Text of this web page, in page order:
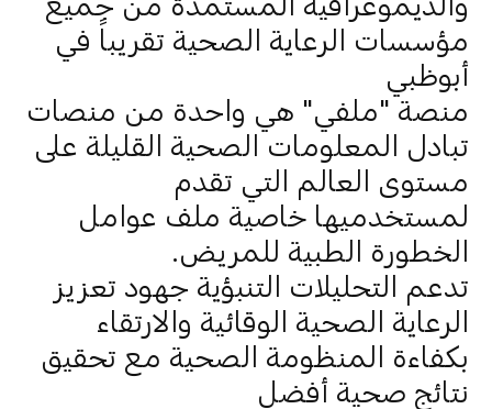
مؤسسات الرعاية الصحية تقريباً في
أبوظبي
منصة "ملفي" هي واحدة من منصات
تبادل المعلومات الصحية القليلة على
مستوى العالم التي تقدم
لمستخدميها خاصية ملف عوامل
الخطورة الطبية للمريض.
تدعم التحليلات التنبؤية جهود تعزيز
الرعاية الصحية الوقائية والارتقاء
بكفاءة المنظومة الصحية مع تحقيق
نتائج صحية أفضل